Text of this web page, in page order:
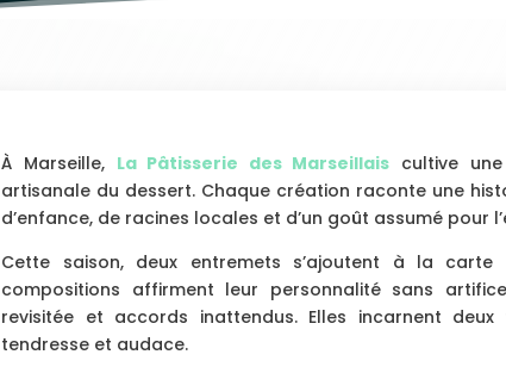
À Marseille, La Pâtisserie des Marseillais cultive
artisanale du dessert. Chaque création raconte une
d’enfance, de racines locales et d’un goût assumé pour
Cette saison, deux entremets s’ajoutent à la carte
compositions affirment leur personnalité sans
revisitée et accords inattendus. Elles incarnent
tendresse et audace.